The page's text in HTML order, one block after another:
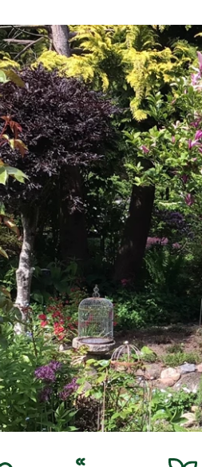
Du skal
Her kan du